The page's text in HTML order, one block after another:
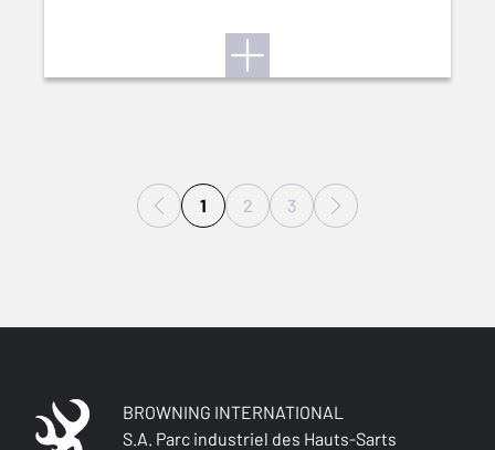
1 2 3
BROWNING INTERNATIONAL
S.A. Parc industriel des Hauts-Sarts